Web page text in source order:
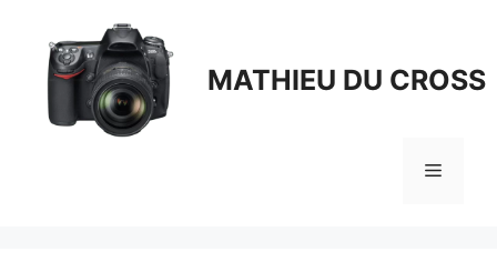
contenu
MATHIEU DU CROSS
Menu